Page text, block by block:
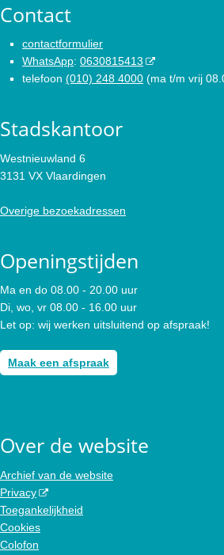
Contact
contactformulier
WhatsApp: 0630815413
telefoon (010) 248 4000 (ma t/m vrij
Stadskantoor
Westnieuwland 6
3131 VX Vlaardingen
Overige bezoekadressen
Openingstijden
Ma en do 08.00 - 20.00 uur
Di, wo, vr 08.00 - 16.00 uur
Let op: wij werken uitsluitend op afspraak!
Maak een afspraak
Over de website
Archief van de website
Privacy
Toegankelijkheid
Cookies
Colofon